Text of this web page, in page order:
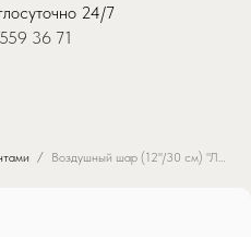
24/7
36 71
Воздушный шар (12''/30 см) "Любовь. Прозрачные"